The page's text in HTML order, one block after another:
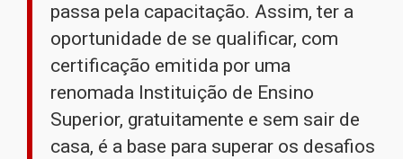
passa pela capacitação. Assim, ter a
oportunidade de se qualificar, com
certificação emitida por uma
renomada Instituição de Ensino
Superior, gratuitamente e sem sair de
casa, é a base para superar os desafios